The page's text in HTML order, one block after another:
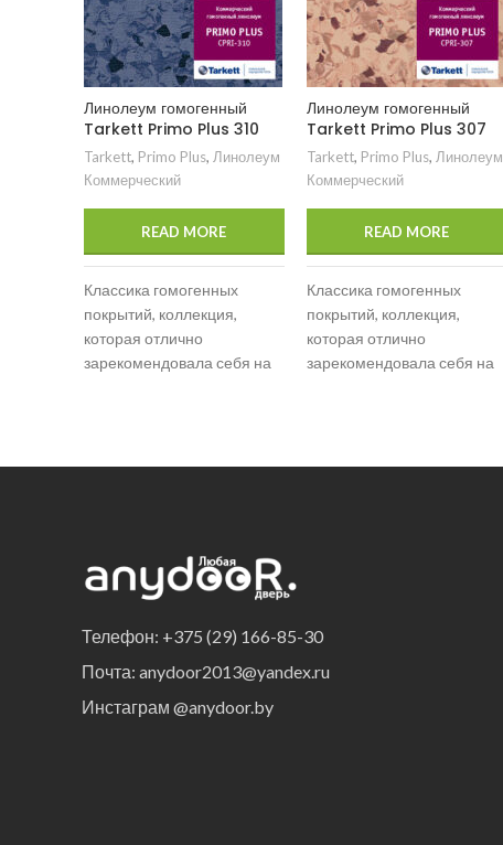
Линолеум гомогенный
Tarkett Primo Plus 310
Tarkett, Primo Plus, Линолеум
Коммерческий
READ MORE
Классика гомогенных
покрытий, коллекция,
которая отлично
зарекомендовала себя на
Линолеум гомогенный
Tarkett Primo Plus 307
Tarkett, Primo Plus, Линолеум
Коммерческий
READ MORE
Классика гомогенных
покрытий, коллекция,
которая отлично
зарекомендовала себя на
Телефон: +375 (29) 166-85-30
Почта: anydoor2013@yandex.ru
Инстаграм @anydoor.by